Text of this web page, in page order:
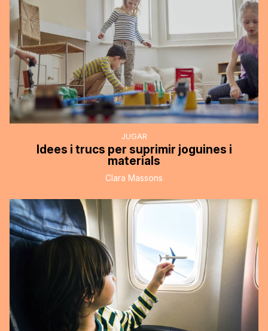
JUGAR
Idees i trucs per suprimir joguines i
materials
Clara Massons